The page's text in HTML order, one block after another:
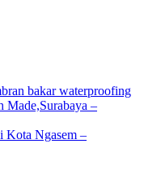
bakar waterproofing
Made,Surabaya –
Ngasem –